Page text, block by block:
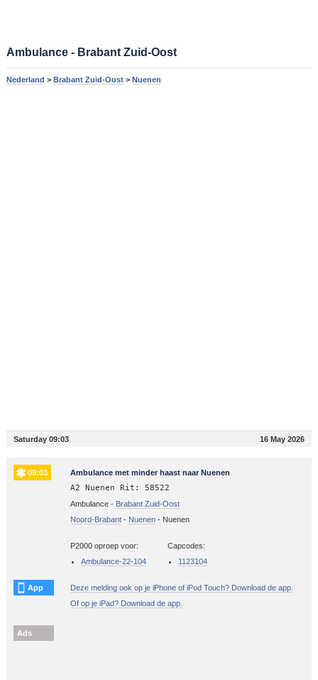
Ambulance - Brabant Zuid-Oost
Nederland > Brabant Zuid-Oost> Nuenen
Saturday 09:03 16 May 2026
09:03 Ambulance met minder haast naar Nuenen
A2 Nuenen Rit: 58522
Ambulance - Brabant Zuid-Oost
Noord-Brabant- Nuenen- Nuenen
P2000 oproep voor:
Ambulance-22-104
Capcodes:
1123104
App
Deze melding ook op je iPhone of iPod Touch? Download de app.
Of op je iPad? Download de app.
Ads